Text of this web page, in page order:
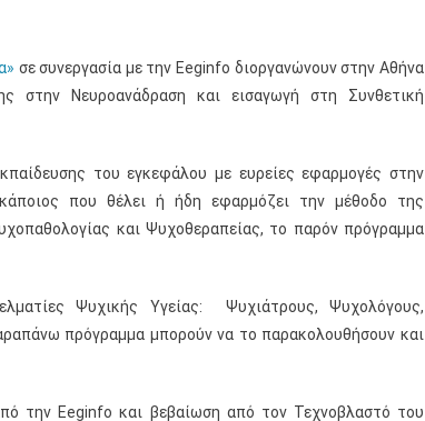
σε συνεργασία με την Eeginfo διοργανώνουν στην Αθήνα
στην Νευροανάδραση και εισαγωγή στη Συνθετική
του εγκεφάλου με ευρείες εφαρμογές στην
που θέλει ή ήδη εφαρμόζει την μέθοδο της
και Ψυχοθεραπείας, το παρόν πρόγραμμα
Ψυχικής Υγείας: Ψυχιάτρους, Ψυχολόγους,
πρόγραμμα μπορούν να το παρακολουθήσουν και
την Eeginfo και βεβαίωση από τον Τεχνοβλαστό του